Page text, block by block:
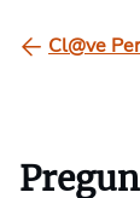
Cl@ve